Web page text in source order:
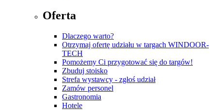
Oferta
Dlaczego warto?
Otrzymaj ofertę udziału w targach WINDOOR-
TECH
Pomożemy Ci przygotować się do targów!
Zbuduj stoisko
Strefa wystawcy - zgłoś udział
Zamów personel
Gastronomia
Hotele